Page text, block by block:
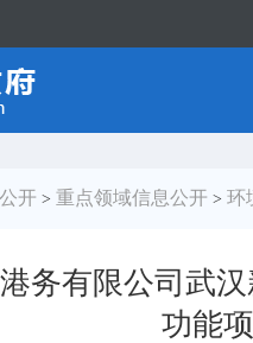
开 > 重点领域信息公开 > 环
务有限公司武
功能